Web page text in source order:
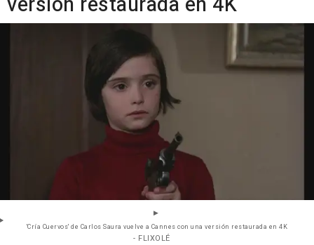
'Cría Cuervos' de Carlos Saura vuelve a Cannes con una versión restaurada en 4K
- FLIXOLÉ